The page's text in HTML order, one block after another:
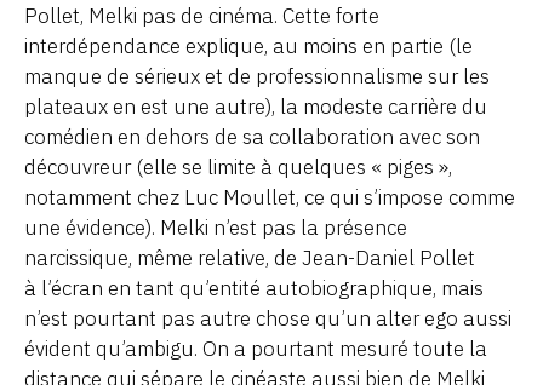
Pollet, Melki pas de cinéma. Cette forte
interdépendance explique, au moins en partie (le
manque de sérieux et de professionnalisme sur les
plateaux en est une autre), la modeste carrière du
comédien en dehors de sa collaboration avec son
découvreur (elle se limite à quelques « piges »,
notamment chez Luc Moullet, ce qui s’impose comme
une évidence). Melki n’est pas la présence
narcissique, même relative, de Jean-Daniel Pollet
à l’écran en tant qu’entité autobiographique, mais
n’est pourtant pas autre chose qu’un alter ego aussi
évident qu’ambigu. On a pourtant mesuré toute la
distance qui sépare le cinéaste aussi bien de Melki